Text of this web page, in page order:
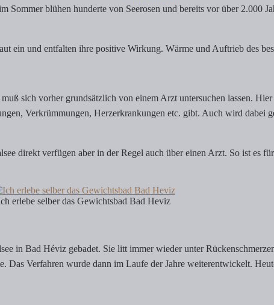
blühen hunderte von Seerosen und bereits vor über 2.000
ein und entfalten ihre positive Wirkung. Wärme und Auftrieb des
sich vorher grundsätzlich von einem Arzt untersuchen lassen.
Verkrümmungen, Herzerkrankungen etc. gibt. Auch wird dabei
direkt verfügen aber in der Regel auch über einen Arzt. So ist es
erlebe selber das Gewichtsbad Bad Heviz
in Bad Héviz gebadet. Sie litt immer wieder unter
Das Verfahren wurde dann im Laufe der Jahre weiterentwickelt.